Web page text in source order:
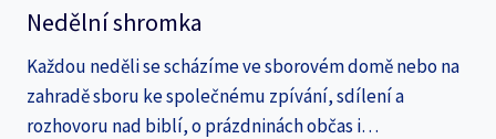
Nedělní shromka
Každou neděli se scházíme ve sborovém domě nebo na
zahradě sboru ke společnému zpívání, sdílení a
rozhovoru nad biblí, o prázdninách občas i…